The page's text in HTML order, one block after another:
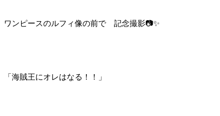
ワンピースのルフィ像の前で 記念撮影📷✨
「海賊王にオレはなる！！」